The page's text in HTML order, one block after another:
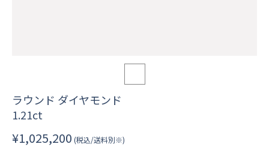
ラウンド ダイヤモンド
1.21ct
¥1,025,200 (税込/送料別※)